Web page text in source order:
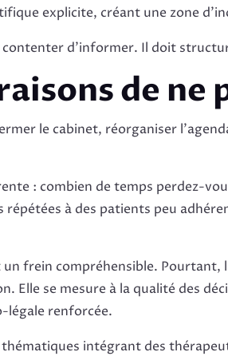
explicite, créant une zone
contenter d’informer. Il doit
de ne
le cabinet, réorganiser
: combien de temps perdez-
à des patients peu
frein compréhensible. Pourtant,
Elle se mesure à la qualité des
légale renforcée.
intégrant des